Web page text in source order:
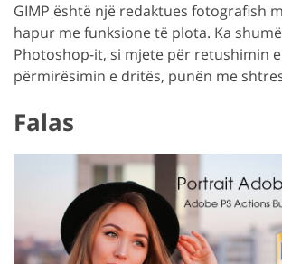
GIMP është një redaktues fotografish
hapur me funksione të plota. Ka
Photoshop-it, si mjete për retushimin
përmirësimin e dritës, punën me
Falas